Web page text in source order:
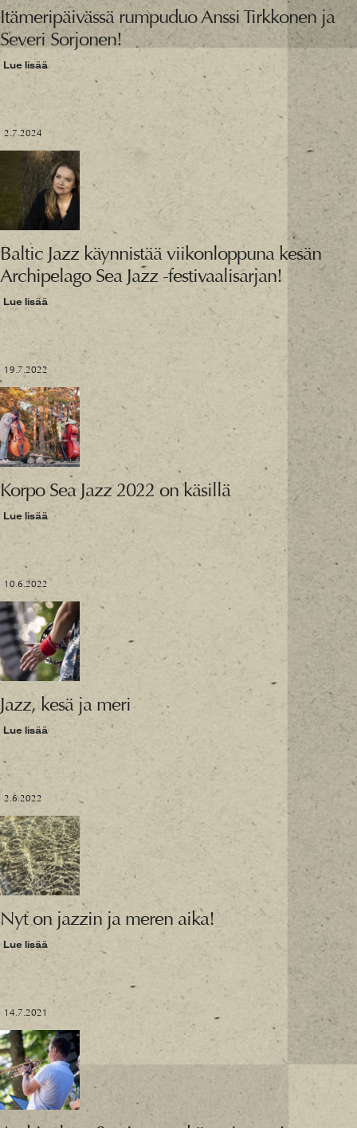
Itämeripäivässä rumpuduo Anssi Tirkkonen ja
Severi Sorjonen!
Lue lisää
2.7.2024
Baltic Jazz käynnistää viikonloppuna kesän
Archipelago Sea Jazz -festivaalisarjan!
Lue lisää
19.7.2022
Korpo Sea Jazz 2022 on käsillä
Lue lisää
10.6.2022
Jazz, kesä ja meri
Lue lisää
2.6.2022
Nyt on jazzin ja meren aika!
Lue lisää
14.7.2021